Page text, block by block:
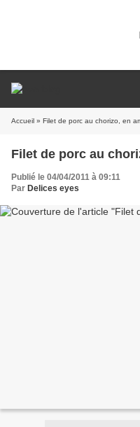
Accueil » Filet de porc au chorizo, en
Filet de porc au
Publié le 04/04/2011 à 09:11
Par Delices eyes